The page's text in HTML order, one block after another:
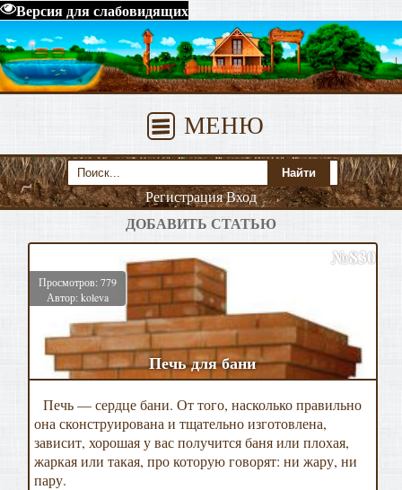
Версия для слабовидящих
МЕНЮ
РегистрацияВход
ДОБАВИТЬ СТАТЬЮ
№830
Просмотров: 779
Автор: koleva
Печь для бани
Печь — сердце бани. От того, насколько правильно
она сконструирована и тщательно изготовлена,
зависит, хорошая у вас получится баня или плохая,
жаркая или такая, про которую говорят: ни жару, ни
пару.